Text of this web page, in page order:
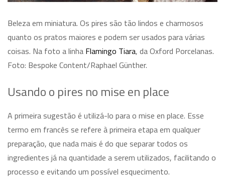
Beleza em miniatura. Os pires são tão lindos e charmosos
quanto os pratos maiores e podem ser usados para várias
coisas. Na foto a linha Flamingo Tiara, da Oxford Porcelanas.
Foto: Bespoke Content/Raphael Günther.
Usando o pires no mise en place
A primeira sugestão é utilizá-lo para o mise en place. Esse
termo em francês se refere à primeira etapa em qualquer
preparação, que nada mais é do que separar todos os
ingredientes já na quantidade a serem utilizados, facilitando o
processo e evitando um possível esquecimento.